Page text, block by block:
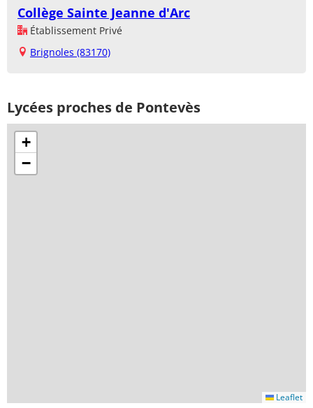
Collège Sainte Jeanne d'Arc
Établissement Privé
Brignoles (83170)
Lycées proches de Pontevès
+
−
Leaflet